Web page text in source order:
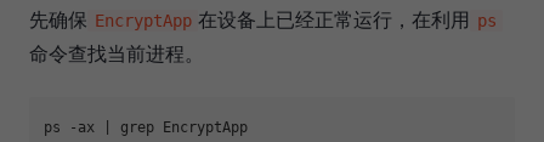
先确保 EncryptApp 在设备上已经正常运行，在利用 ps
命令查找当前进程。